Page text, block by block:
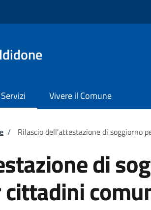
Servizi Vivere il Comune
/ Rilascio dell'attestazione di soggiorno
di